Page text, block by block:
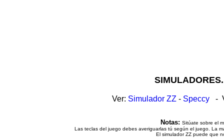
Ver: Simulador ZZ - Speccy -
Notas: Sitúate sobre el
Las teclas del juego debes averiguarlas tú según el juego. La
El simulador ZZ puede que